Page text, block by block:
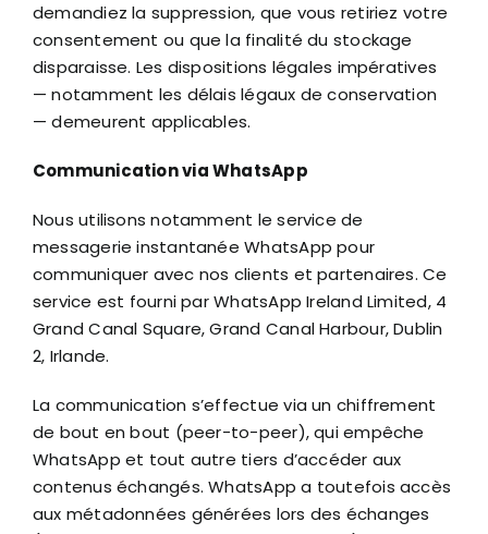
demandiez la suppression, que vous retiriez votre
consentement ou que la finalité du stockage
disparaisse. Les dispositions légales impératives
— notamment les délais légaux de conservation
— demeurent applicables.
Communication via WhatsApp
Nous utilisons notamment le service de
messagerie instantanée WhatsApp pour
communiquer avec nos clients et partenaires. Ce
service est fourni par WhatsApp Ireland Limited, 4
Grand Canal Square, Grand Canal Harbour, Dublin
2, Irlande.
La communication s’effectue via un chiffrement
de bout en bout (peer-to-peer), qui empêche
WhatsApp et tout autre tiers d’accéder aux
contenus échangés. WhatsApp a toutefois accès
aux métadonnées générées lors des échanges